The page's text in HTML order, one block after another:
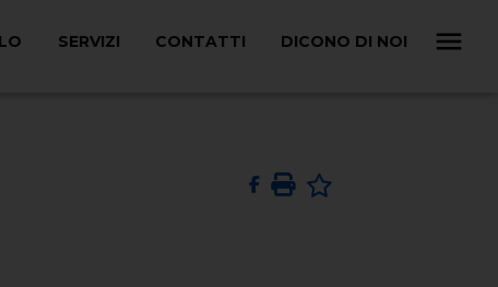
SERVIZI CONTATTI DICONO DI NOI